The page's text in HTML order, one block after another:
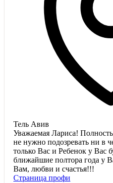
Тель Авив
Уважаемая Лариса!
не нужно подозревать ни в
только Вас и Ребенок у Вас
ближайшие полтора года у
Вам, любви и счастья!!!
Страница профи